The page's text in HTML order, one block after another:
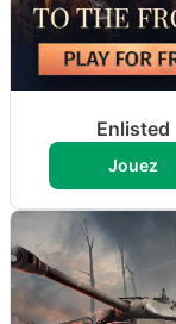
Enlisted
Jouez